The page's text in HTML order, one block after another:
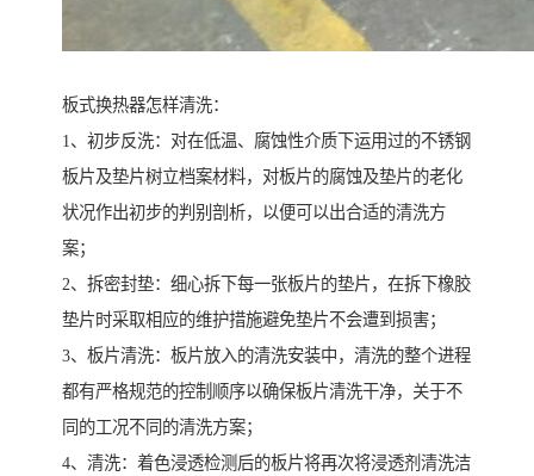
板式换热器怎样清洗：
1、初步反洗：对在低温、腐蚀性介质下运用过的不锈钢
板片及垫片树立档案材料，对板片的腐蚀及垫片的老化
状况作出初步的判别剖析，以便可以出合适的清洗方
案；
2、拆密封垫：细心拆下每一张板片的垫片，在拆下橡胶
垫片时采取相应的维护措施避免垫片不会遭到损害；
3、板片清洗：板片放入的清洗安装中，清洗的整个进程
都有严格规范的控制顺序以确保板片清洗干净，关于不
同的工况不同的清洗方案；
4、清洗：着色浸透检测后的板片将再次将浸透剂清洗洁